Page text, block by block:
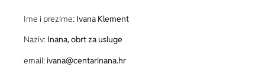
Ime i prezime: Ivana Klement
Naziv: Inana, obrt za usluge
email:ivana@centarinana.hr